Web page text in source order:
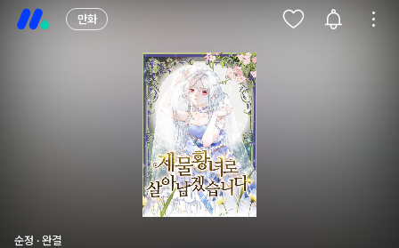
만화
순정 · 완결